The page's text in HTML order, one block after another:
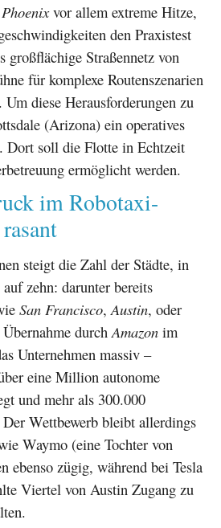
Phoenixvor allem extreme Hitze,
den Praxistest
großflächige Straßennetz von
für komplexe Routenszenarien
diese Herausforderungen zu
(Arizona) ein operatives
Dort soll die Flotte in Echtzeit
ermöglicht werden.
im Robotaxi-
steigt die Zahl der Städte, in
zehn: darunter bereits
San Francisco, Austin, oder
durch Amazon im
Unternehmen massiv –
eine Million autonome
und mehr als 300.000
Wettbewerb bleibt allerdings
Waymo (eine Tochter von
ebenso zügig, während bei Tesla
Viertel von Austin Zugang zu